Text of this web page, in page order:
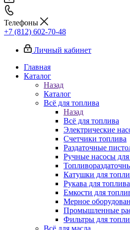
Телефоны
+7 (812) 602-70-48
Личный кабинет
Главная
Каталог
Назад
Каталог
Всё для топлива
Назад
Всё для топлива
Электрические
Счетчики топлива
Раздаточные
Ручные насосы для
Катушки для
Рукава для топлива
Емкости для
Мерное
Промышленные
Фильтры для
Всё для масла